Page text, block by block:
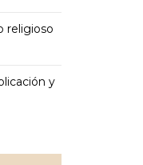
religioso
y